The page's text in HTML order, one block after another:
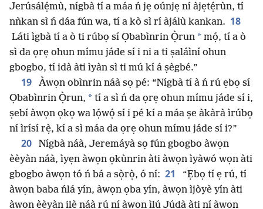
Jerúsálẹ́mù, nígbà tí a máa ń jẹ oúnjẹ ní àjẹtẹ́rùn, tí
nǹkan sì ń dáa fún wa, tí a kò sì rí àjálù kankan. 18
Láti ìgbà tí a ò ti rúbọ sí Ọbabìnrin Ọ̀run * mọ́, tí a ò
sì da ọrẹ ohun mímu jáde sí i ni a ti ṣaláìní ohun
gbogbo, tí idà àti ìyàn sì ti mú kí á ṣègbé.”
19
Àwọn obìnrin náà sọ pé: “Nígbà tí à ń rú ẹbọ sí
Ọbabìnrin Ọ̀run, * tí a sì ń da ọrẹ ohun mímu jáde sí i,
ṣebí àwọn ọkọ wa lọ́wọ́ sí i pé kí a máa ṣe àkàrà ìrúbọ
ní ìrísí rẹ̀, kí a sì máa da ọrẹ ohun mímu jáde sí i?”
20
Nígbà náà, Jeremáyà sọ fún gbogbo àwọn
èèyàn náà, ìyẹn àwọn ọkùnrin àti àwọn ìyàwó wọn àti
gbogbo àwọn tó ń bá a sọ̀rọ̀, ó ní: 21
“Ẹbọ tí ẹ rú, tí
àwọn baba ńlá yín, àwọn ọba yín, àwọn ìjòyè yín àti
àwọn èèyàn ilẹ̀ náà rú ní àwọn ìlú Júdà àti ní àwọn